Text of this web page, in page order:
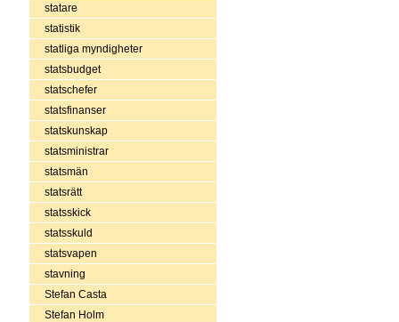
statare
statistik
statliga myndigheter
statsbudget
statschefer
statsfinanser
statskunskap
statsministrar
statsmän
statsrätt
statsskick
statsskuld
statsvapen
stavning
Stefan Casta
Stefan Holm